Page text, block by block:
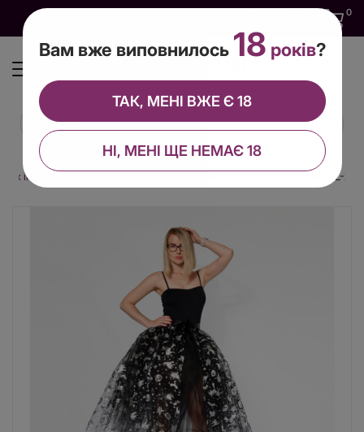
0
ігор Пишна чорна спідниця з срібним принтом для Геловіну L-2XL
Вам вже виповнилось 18 років?
НІ, МЕНІ ЩЕ НЕМАЄ 18
ТАК, МЕНІ ВЖЕ Є 18